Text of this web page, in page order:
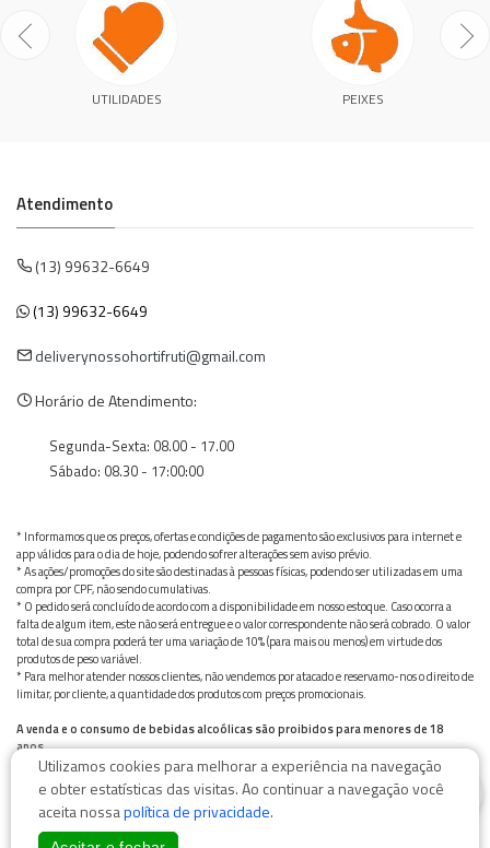
UTILIDADES PEIXES
Atendimento
(13) 99632-6649
(13) 99632-6649
deliverynossohortifruti@gmail.com
Horário de Atendimento:
Segunda-Sexta: 08.00 - 17.00
Sábado: 08.30 - 17:00:00
* Informamos que os preços, ofertas e condições de pagamento são exclusivos para internet e
app válidos para o dia de hoje, podendo sofrer alterações sem aviso prévio.
* As ações/promoções do site são destinadas à pessoas físicas, podendo ser utilizadas em uma
compra por CPF, não sendo cumulativas.
* O pedido será concluído de acordo com a disponibilidade em nosso estoque. Caso ocorra a
falta de algum item, este não será entregue e o valor correspondente não será cobrado. O valor
total de sua compra poderá ter uma variação de 10% (para mais ou menos) em virtude dos
produtos de peso variável.
* Para melhor atender nossos clientes, não vendemos por atacado e reservamo-nos o direito de
limitar, por cliente, a quantidade dos produtos com preços promocionais.
A venda e o consumo de bebidas alcoólicas são proibidos para menores de 18
anos.
Bebida alcoólica pode causar dependência química e, em excesso, provoca graves males à saúde.
Beba com moderação
Utilizamos cookies para melhorar a experiência na navegação
e obter estatísticas das visitas. Ao continuar a navegação você
aceita nossapolítica de privacidade.